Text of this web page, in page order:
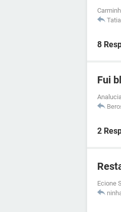
8
Fui
2
Ecione